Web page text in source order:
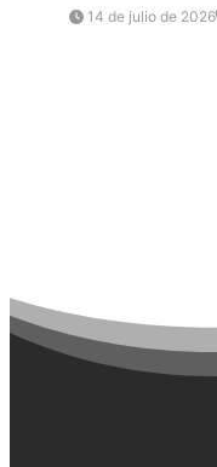
14 de julio de 2026